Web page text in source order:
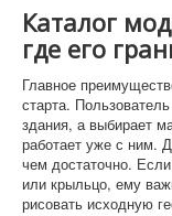
Каталог
где его
Главное
старта.
здания, а выбирает
работает уже с ним.
чем достаточно.
или крыльцо, ему
рисовать исходную